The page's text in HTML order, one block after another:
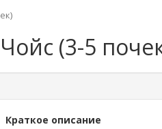
(3-5
Краткое описание